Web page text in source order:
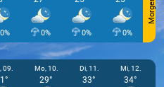
0% 0% 0% 0%
Morgen
09. Mo, 10.
29°
Di, 11.
33°
Mi, 12.
34°